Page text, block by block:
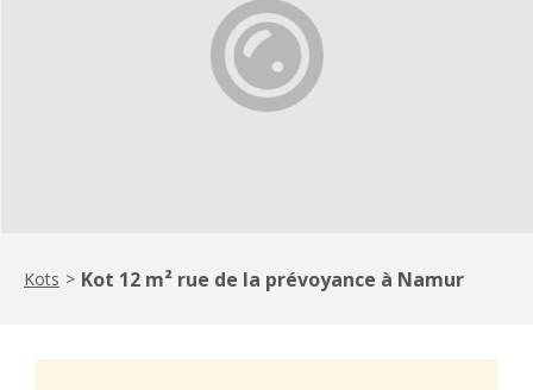
Kots > Kot 12 m² rue de la prévoyance à Namur